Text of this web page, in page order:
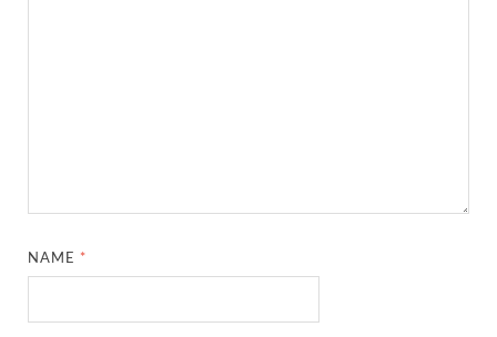
NAME *